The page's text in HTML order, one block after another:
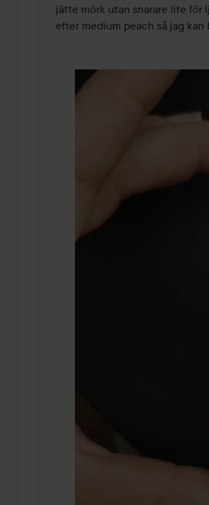
jätte mörk utan snarare lite för
efter medium peach så jag